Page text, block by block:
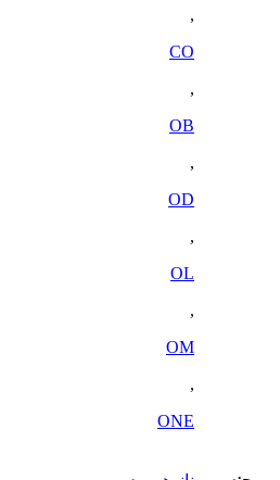
,
CO
,
OB
,
OD
,
OL
,
OM
,
ONE